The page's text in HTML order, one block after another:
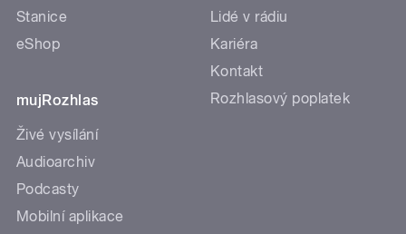
Stanice
eShop
mujRozhlas
Živé vysílání
Audioarchiv
Podcasty
Mobilní aplikace
Lidé v rádiu
Kariéra
Kontakt
Rozhlasový poplatek